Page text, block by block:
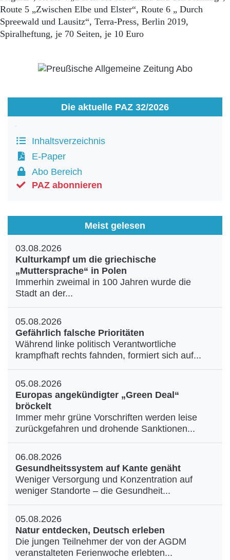
Route 5 „Zwischen Elbe und Elster“, Route 6 „ Durch
Spreewald und Lausitz“, Terra-Press, Berlin 2019,
Spiralheftung, je 70 Seiten, je 10 Euro
Die aktuelle PAZ 32/2026
Inhaltsverzeichnis
E-Paper
Abo Bereich
PAZ abonnieren
Meist gelesen
03.08.2026
Kulturkampf um die griechische
„Muttersprache“ in Polen
Immerhin zweimal in 100 Jahren wurde die
Stadt an der...
05.08.2026
Gefährlich falsche Prioritäten
Während linke politisch Verantwortliche
krampfhaft rechts fahnden, formiert sich auf...
05.08.2026
Europas angekündigter „Green Deal“
bröckelt
Immer mehr grüne Vorschriften werden leise
zurückgefahren und drohende Sanktionen...
06.08.2026
Gesundheitssystem auf Kante genäht
Weniger Versorgung und Konzentration auf
weniger Standorte – die Gesundheit...
05.08.2026
Natur entdecken, Deutsch erleben
Die jungen Teilnehmer der von der AGDM
veranstalteten Ferienwoche erlebten...